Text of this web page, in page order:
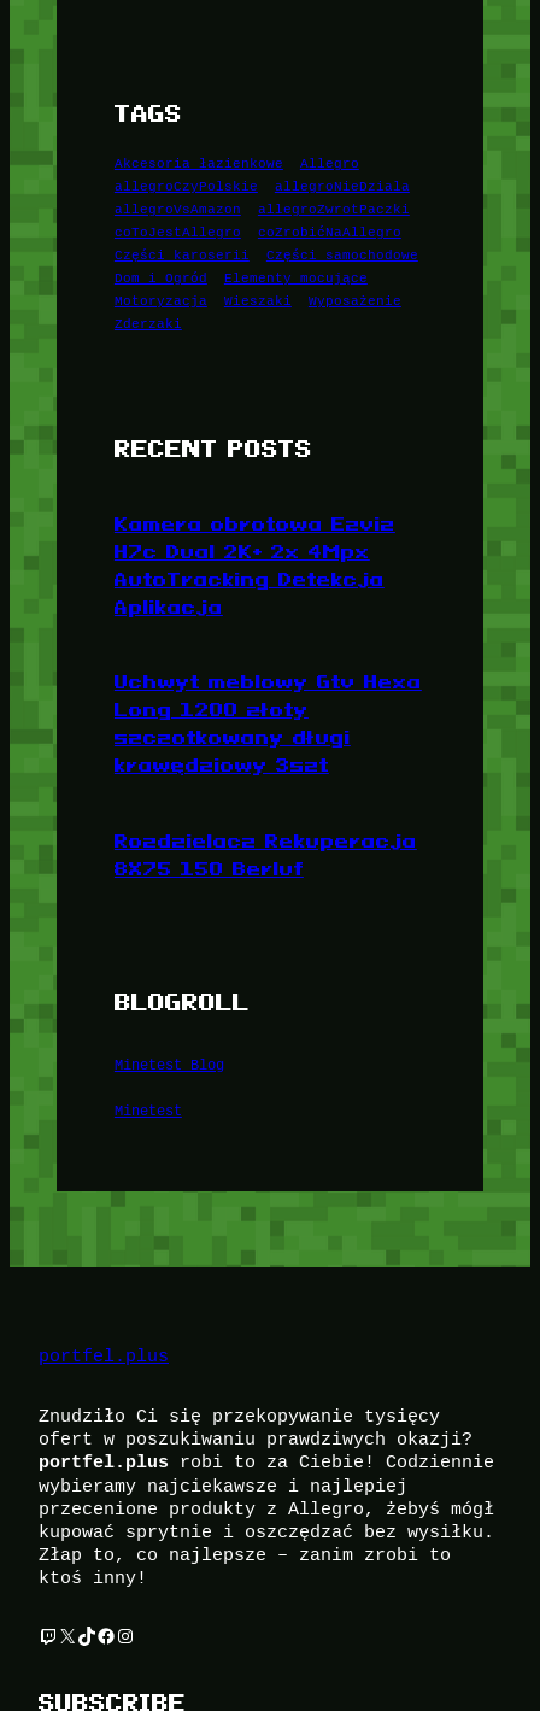
TAGS
Akcesoria łazienkowe
Allegro
allegroCzyPolskie
allegroNieDziala
allegroVsAmazon
allegroZwrotPaczki
coToJestAllegro
coZrobićNaAllegro
Części karoserii
Części samochodowe
Dom i Ogród
Elementy mocujące
Motoryzacja
Wieszaki
Wyposażenie
Zderzaki
RECENT POSTS
Kamera obrotowa Ezviz
H7c Dual 2K+ 2x 4Mpx
AutoTracking Detekcja
Aplikacja
Uchwyt meblowy Gtv Hexa
Long 1200 złoty
szczotkowany długi
krawędziowy 3szt
Rozdzielacz Rekuperacja
8X75 150 Berluf
BLOGROLL
Minetest Blog
Minetest
portfel.plus
Znudziło Ci się przekopywanie tysięcy
ofert w poszukiwaniu prawdziwych okazji?
portfel.plus robi to za Ciebie! Codziennie
wybieramy najciekawsze i najlepiej
przecenione produkty z Allegro, żebyś mógł
kupować sprytnie i oszczędzać bez wysiłku.
Złap to, co najlepsze – zanim zrobi to
ktoś inny!
Twitch X TikTok Facebook Instagram
SUBSCRIBE